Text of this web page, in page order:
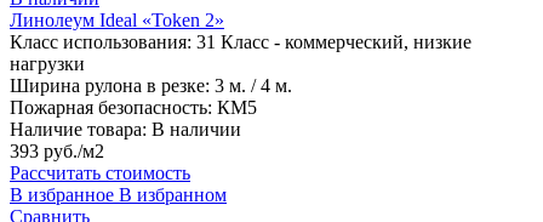
Линолеум Ideal «Token 2»
Класс использования: 31 Класс - коммерческий, низкие
нагрузки
Ширина рулона в резке: 3 м. / 4 м.
Пожарная безопасность: КМ5
Наличие товара: В наличии
393 руб./м2
Рассчитать стоимость
В избранное В избранном
Сравнить